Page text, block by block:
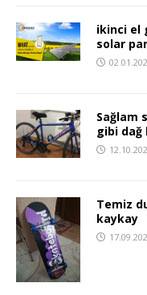
ikinci el
solar
Sağlam
gibi
Temiz
kaykay